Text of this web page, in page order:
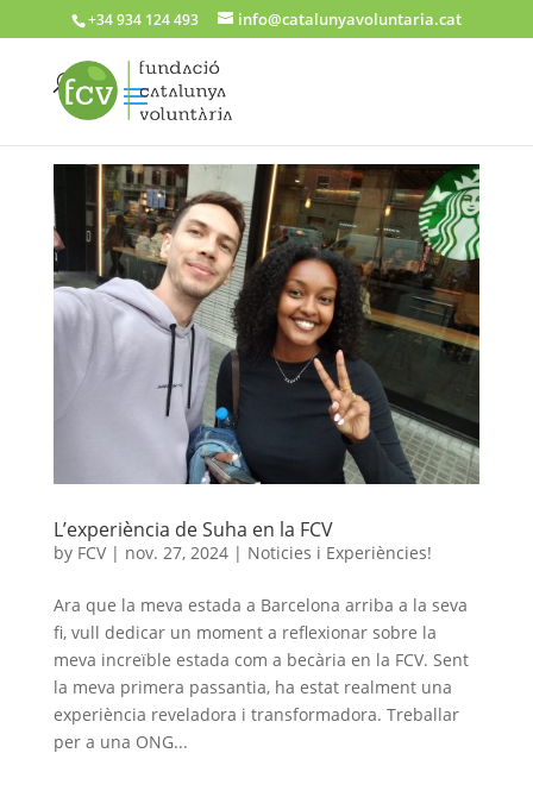
+34 934 124 493 info@catalunyavoluntaria.cat
L’experiència de Suha en la FCV
by FCV| nov. 27, 2024| Noticies i Experiències!
Ara que la meva estada a Barcelona arriba a la seva
fi, vull dedicar un moment a reflexionar sobre la
meva increïble estada com a becària en la FCV. Sent
la meva primera passantia, ha estat realment una
experiència reveladora i transformadora. Treballar
per a una ONG...